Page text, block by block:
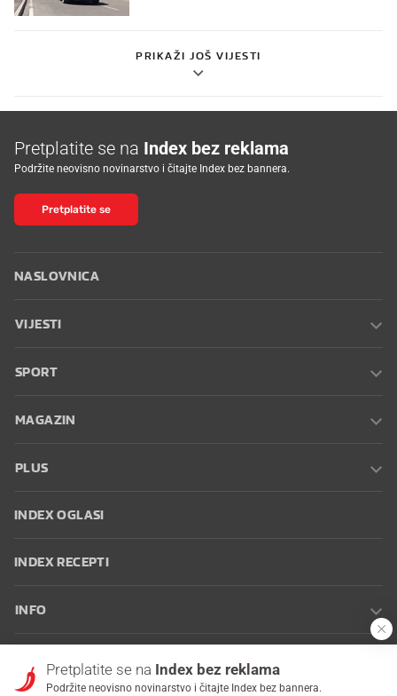
PRIKAŽI JOŠ VIJESTI
Pretplatite se na Index bez reklama
Podržite neovisno novinarstvo i čitajte Index bez bannera.
Pretplatite se
NASLOVNICA
VIJESTI
SPORT
MAGAZIN
PLUS
INDEX OGLASI
INDEX RECEPTI
INFO
korištenja
Postavke kolačića
Pretplatite se na Index bez reklama
Podržite neovisno novinarstvo i čitajte Index bez bannera.